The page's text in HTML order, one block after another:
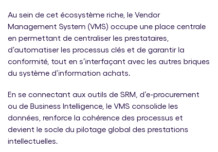
Au sein de cet écosystème riche, le Vendor
Management System (VMS) occupe une place centrale
en permettant de centraliser les prestataires,
d’automatiser les processus clés et de garantir la
conformité, tout en s’interfaçant avec les autres briques
du système d’information achats.
En se connectant aux outils de SRM, d’e-procurement
ou de Business Intelligence, le VMS consolide les
données, renforce la cohérence des processus et
devient le socle du pilotage global des prestations
intellectuelles.